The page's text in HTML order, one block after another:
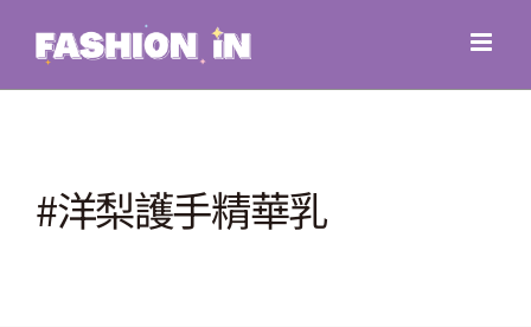
content
#洋梨護手精華乳